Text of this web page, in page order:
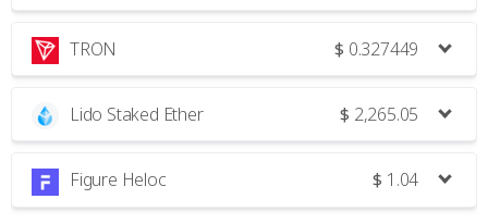
TRON $ 0.327449
Lido Staked Ether $ 2,265.05
Figure Heloc $ 1.04